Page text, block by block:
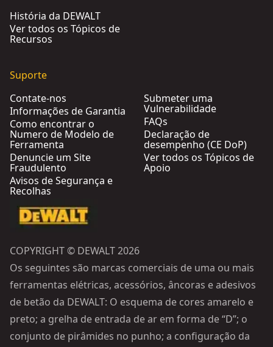
História da DEWALT
Ver todos os Tópicos de
Recursos
Suporte
Contate-nos
Informações de Garantia
Como encontrar o
Numero de Modelo de
Ferramenta
Denuncie um Site
Fraudulento
Avisos de Segurança e
Recolhas
Submeter uma
Vulnerabilidade
FAQs
Declaração de
desempenho (CE DoP)
Ver todos os Tópicos de
Apoio
COPYRIGHT © DEWALT 2026
Os seguintes são marcas comerciais de uma ou mais
ferramentas elétricas, acessórios, âncoras e adesivos
de betão da DEWALT: O esquema de cores amarelo e
preto; a grelha de entrada de ar em forma de “D”; o
conjunto de pirâmides no punho; a configuração da